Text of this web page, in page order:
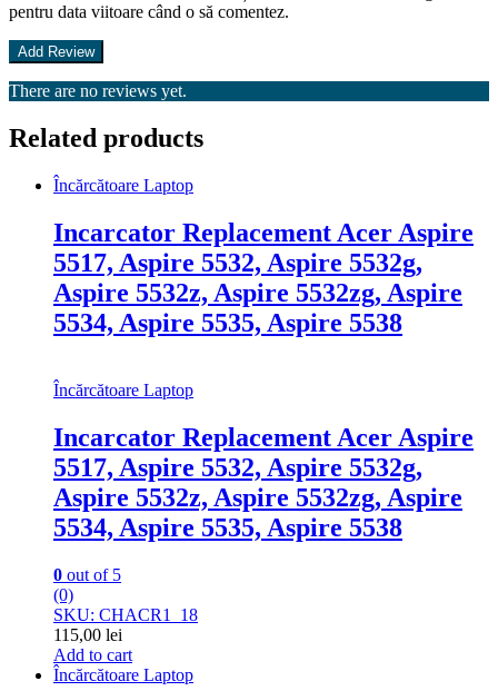
pentru data viitoare când o să comentez.
There are no reviews yet.
Related products
Încărcătoare Laptop
Incarcator Replacement Acer Aspire
5517, Aspire 5532, Aspire 5532g,
Aspire 5532z, Aspire 5532zg, Aspire
5534, Aspire 5535, Aspire 5538
Încărcătoare Laptop
Incarcator Replacement Acer Aspire
5517, Aspire 5532, Aspire 5532g,
Aspire 5532z, Aspire 5532zg, Aspire
5534, Aspire 5535, Aspire 5538
0 out of 5
(0)
SKU: CHACR1_18
115,00 lei
Add to cart
Încărcătoare Laptop